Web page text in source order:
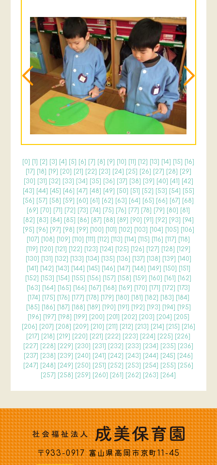
[0] [1] [2] [3] [4] [5] [6] [7] [8] [9] [10] [11] [12] [13] [14] [15] [16]
[17] [18] [19] [20] [21] [22] [23] [24] [25] [26] [27] [28] [29]
[30] [31] [32] [33] [34] [35] [36] [37] [38] [39] [40] [41] [42]
[43] [44] [45] [46] [47] [48] [49] [50] [51] [52] [53] [54] [55]
[56] [57] [58] [59] [60] [61] [62] [63] [64] [65] [66] [67] [68]
[69] [70] [71] [72] [73] [74] [75] [76] [77] [78] [79] [80] [81]
[82] [83] [84] [85] [86] [87] [88] [89] [90] [91] [92] [93] [94]
[95] [96] [97] [98] [99] [100] [101] [102] [103] [104] [105] [106]
[107] [108] [109] [110] [111] [112] [113] [114] [115] [116] [117] [118]
[119] [120] [121] [122] [123] [124] [125] [126] [127] [128] [129]
[130] [131] [132] [133] [134] [135] [136] [137] [138] [139] [140]
[141] [142] [143] [144] [145] [146] [147] [148] [149] [150] [151]
[152] [153] [154] [155] [156] [157] [158] [159] [160] [161] [162]
[163] [164] [165] [166] [167] [168] [169] [170] [171] [172] [173]
[174] [175] [176] [177] [178] [179] [180] [181] [182] [183] [184]
[185] [186] [187] [188] [189] [190] [191] [192] [193] [194] [195]
[196] [197] [198] [199] [200] [201] [202] [203] [204] [205]
[206] [207] [208] [209] [210] [211] [212] [213] [214] [215] [216]
[217] [218] [219] [220] [221] [222] [223] [224] [225] [226]
[227] [228] [229] [230] [231] [232] [233] [234] [235] [236]
[237] [238] [239] [240] [241] [242] [243] [244] [245] [246]
[247] [248] [249] [250] [251] [252] [253] [254] [255] [256]
[257] [258] [259] [260] [261] [262] [263] [264]
〒933-0917 富山県高岡市京町11-45